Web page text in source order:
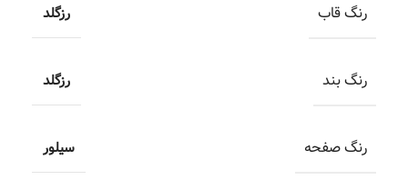
رنگ قاب رزگلد
رنگ بند رزگلد
رنگ صفحه سیلور